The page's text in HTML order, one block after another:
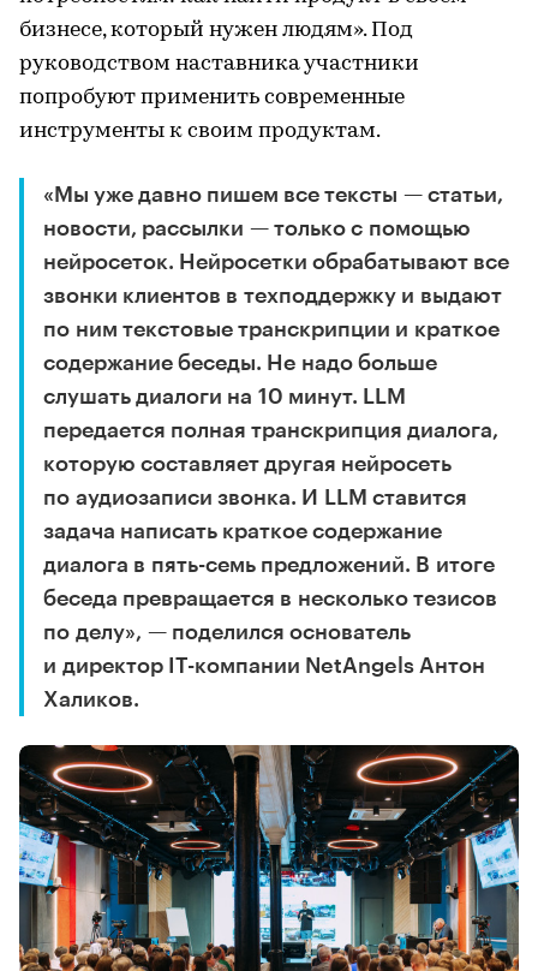
бизнесе, который нужен людям». Под
руководством наставника участники
попробуют применить современные
инструменты к своим продуктам.
«Мы уже давно пишем все тексты — статьи,
новости, рассылки — только с помощью
нейросеток. Нейросетки обрабатывают все
звонки клиентов в техподдержку и выдают
по ним текстовые транскрипции и краткое
содержание беседы. Не надо больше
слушать диалоги на 10 минут. LLM
передается полная транскрипция диалога,
которую составляет другая нейросеть
по аудиозаписи звонка. И LLM ставится
задача написать краткое содержание
диалога в пять-семь предложений. В итоге
беседа превращается в несколько тезисов
по делу», — поделился основатель
и директор IT-компании NetAngels Антон
Халиков.